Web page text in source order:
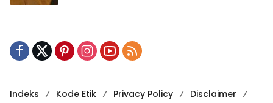
Indeks Kode Etik Privacy Policy
Disclaimer